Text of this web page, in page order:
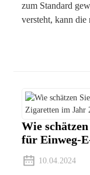
zum Standard
versteht, kann
Wie
für Einweg-
10.04.2024